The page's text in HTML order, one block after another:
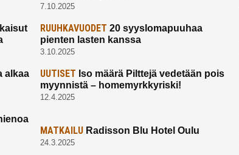
7.10.2025
RUUHKAVUODET 20 syyslomapuuhaa
pienten lasten kanssa
3.10.2025
alkaa
UUTISET Iso määrä Pilttejä vedetään pois
myynnistä – homemyrkkyriski!
12.4.2025
MATKAILU Radisson Blu Hotel Oulu
24.3.2025